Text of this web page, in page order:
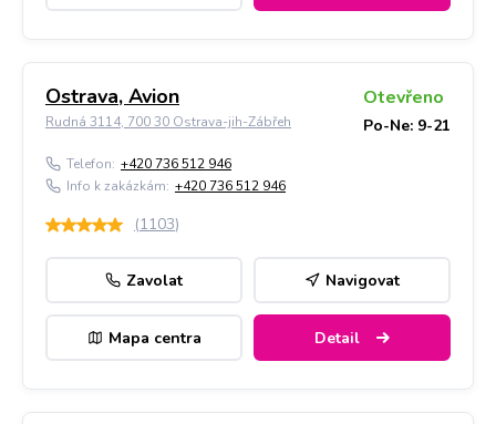
Ostrava, Avion
Rudná 3114, 700 30 Ostrava-jih-Zábřeh
Otevřeno
Po-Ne: 9-21
Telefon: +420 736 512 946
Info k zakázkám: +420 736 512 946
(1103)
Zavolat Navigovat
Mapa centra Detail